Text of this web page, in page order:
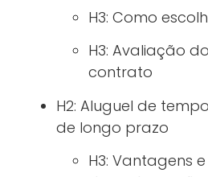
H3: Como
H3: Avaliação
contrato
H2: Aluguel de
de longo prazo
H3: Vantagens